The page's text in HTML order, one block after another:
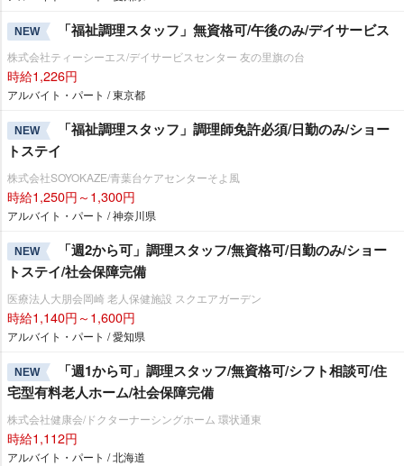
NEW 「福祉調理スタッフ」無資格可/午後のみ/デイサービス
株式会社ティーシーエス/デイサービスセンター 友の里旗の台
時給1,226円
アルバイト・パート / 東京都
NEW
「福祉調理スタッフ」調理師免許必須/日勤のみ/ショー
トステイ
株式会社SOYOKAZE/青葉台ケアセンターそよ風
時給1,250円～1,300円
アルバイト・パート / 神奈川県
NEW
「週2から可」調理スタッフ/無資格可/日勤のみ/ショー
トステイ/社会保障完備
医療法人大朋会岡崎 老人保健施設 スクエアガーデン
時給1,140円～1,600円
アルバイト・パート / 愛知県
NEW
「週1から可」調理スタッフ/無資格可/シフト相談可/住
宅型有料老人ホーム/社会保障完備
株式会社健康会/ドクターナーシングホーム 環状通東
時給1,112円
アルバイト・パート / 北海道